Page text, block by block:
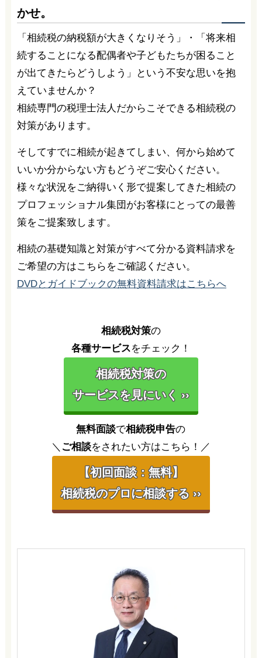
かせ。
「相続税の納税額が大きくなりそう」・「将来相
続することになる配偶者や子どもたちが困ること
が出てきたらどうしよう」という不安な思いを抱
えていませんか？
相続専門の税理士法人だからこそできる相続税の
対策があります。
そしてすでに相続が起きてしまい、何から始めて
いいか分からない方もどうぞご安心ください。
様々な状況をご納得いく形で提案してきた相続の
プロフェッショナル集団がお客様にとっての最善
策をご提案致します。
相続の基礎知識と対策がすべて分かる資料請求を
ご希望の方はこちらをご確認ください。
DVDとガイドブックの無料資料請求はこちらへ
相続税対策の
各種サービスをチェック！
相続税対策の
サービスを見にいく ››
無料面談で相続税申告の
＼ ご相談をされたい方はこちら！／
【初回面談：無料】
相続税のプロに相談する ››